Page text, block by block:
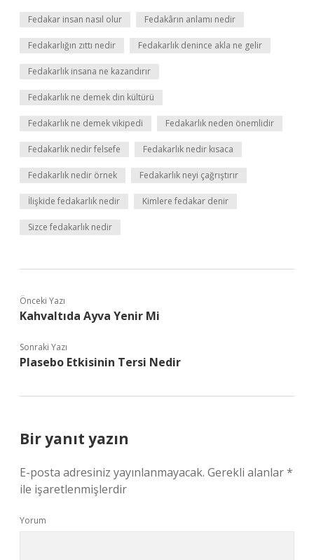
Fedakar insan nasıl olur Fedakârın anlamı nedir
Fedakarlığın zıttı nedir Fedakarlık denince akla ne gelir
Fedakarlık insana ne kazandırır
Fedakarlık ne demek din kültürü
Fedakarlık ne demek vikipedi Fedakarlık neden önemlidir
Fedakarlık nedir felsefe Fedakarlık nedir kısaca
Fedakarlık nedir örnek Fedakarlık neyi çağrıştırır
İlişkide fedakarlık nedir Kimlere fedakar denir
Sizce fedakarlık nedir
Önceki Yazı
Kahvaltıda Ayva Yenir Mi
Sonraki Yazı
Plasebo Etkisinin Tersi Nedir
Bir yanıt yazın
E-posta adresiniz yayınlanmayacak. Gerekli alanlar*
ile işaretlenmişlerdir
Yorum